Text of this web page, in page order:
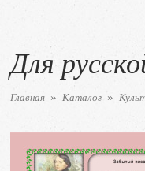
Для
Главная » Каталог »